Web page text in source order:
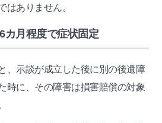
はありません。
カ月程度で症状固定
、示談が成立した後に別の後遺障
時に、その障害は損害賠償の対象